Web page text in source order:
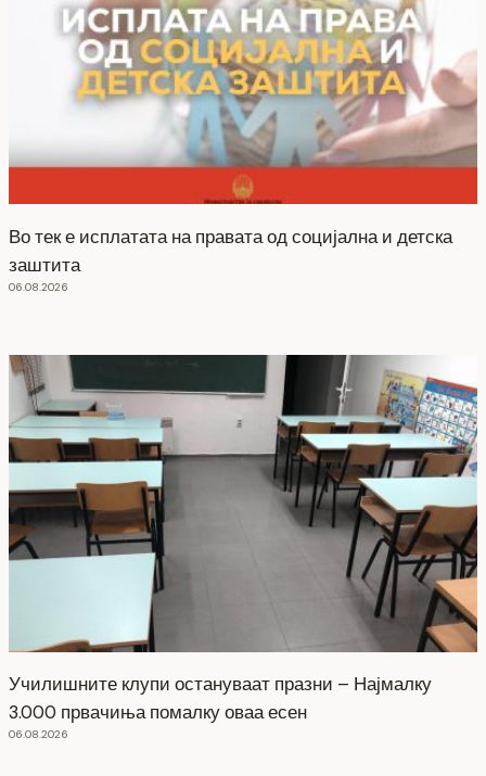
Во тек е исплатата на правата од социјална и детска
заштита
06.08.2026
Училишните клупи остануваат празни – Најмалку
3.000 првачиња помалку оваа есен
06.08.2026